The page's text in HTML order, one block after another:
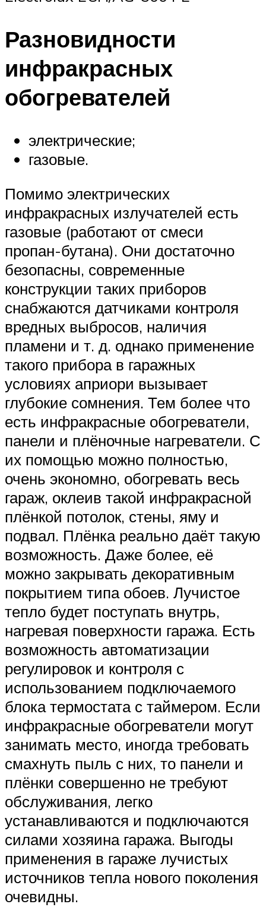
Разновидности
инфракрасных
обогревателей
электрические;
газовые.
Помимо электрических
инфракрасных излучателей есть
газовые (работают от смеси
пропан-бутана). Они достаточно
безопасны, современные
конструкции таких приборов
снабжаются датчиками контроля
вредных выбросов, наличия
пламени и т. д. однако применение
такого прибора в гаражных
условиях априори вызывает
глубокие сомнения. Тем более что
есть инфракрасные обогреватели,
панели и плёночные нагреватели. С
их помощью можно полностью,
очень экономно, обогревать весь
гараж, оклеив такой инфракрасной
плёнкой потолок, стены, яму и
подвал. Плёнка реально даёт такую
возможность. Даже более, её
можно закрывать декоративным
покрытием типа обоев. Лучистое
тепло будет поступать внутрь,
нагревая поверхности гаража. Есть
возможность автоматизации
регулировок и контроля с
использованием подключаемого
блока термостата с таймером. Если
инфракрасные обогреватели могут
занимать место, иногда требовать
смахнуть пыль с них, то панели и
плёнки совершенно не требуют
обслуживания, легко
устанавливаются и подключаются
силами хозяина гаража. Выгоды
применения в гараже лучистых
источников тепла нового поколения
очевидны.